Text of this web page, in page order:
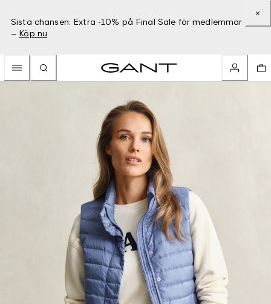
Sista chansen: Extra -10% på Final Sale för medlemmar
– Köp nu